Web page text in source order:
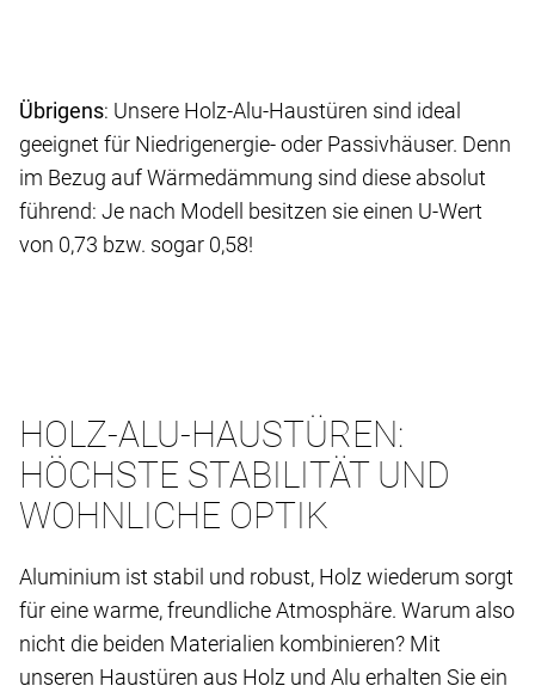
Übrigens: Unsere Holz-Alu-Haustüren sind ideal
geeignet für Niedrigenergie- oder Passivhäuser. Denn
im Bezug auf Wärmedämmung sind diese absolut
führend: Je nach Modell besitzen sie einen U-Wert
von 0,73 bzw. sogar 0,58!
HOLZ-ALU-HAUSTÜREN:
HÖCHSTE STABILITÄT UND
WOHNLICHE OPTIK
Aluminium ist stabil und robust, Holz wiederum sorgt
für eine warme, freundliche Atmosphäre. Warum also
nicht die beiden Materialien kombinieren? Mit
unseren Haustüren aus Holz und Alu erhalten Sie ein